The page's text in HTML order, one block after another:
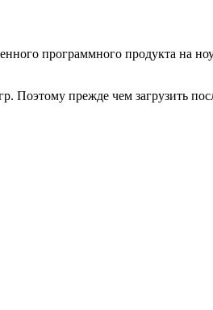
программного продукта на
прежде чем загрузить